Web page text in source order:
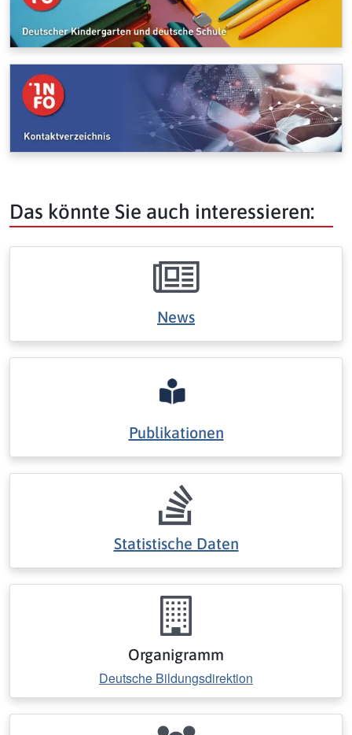
Das könnte Sie auch interessieren:
News
Publikationen
Statistische Daten
Organigramm
Deutsche Bildungsdirektion